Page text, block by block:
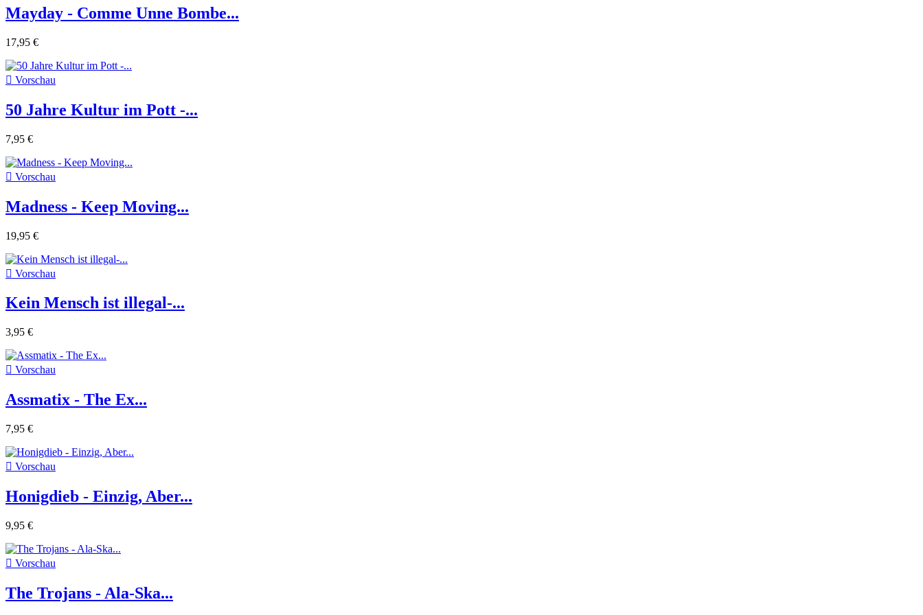
Mayday - Comme Unne Bombe...
17,95 €
 Vorschau
50 Jahre Kultur im Pott -...
7,95 €
 Vorschau
Madness - Keep Moving...
19,95 €
 Vorschau
Kein Mensch ist illegal-...
3,95 €
 Vorschau
Assmatix - The Ex...
7,95 €
 Vorschau
Honigdieb - Einzig, Aber...
9,95 €
 Vorschau
The Trojans - Ala-Ska...